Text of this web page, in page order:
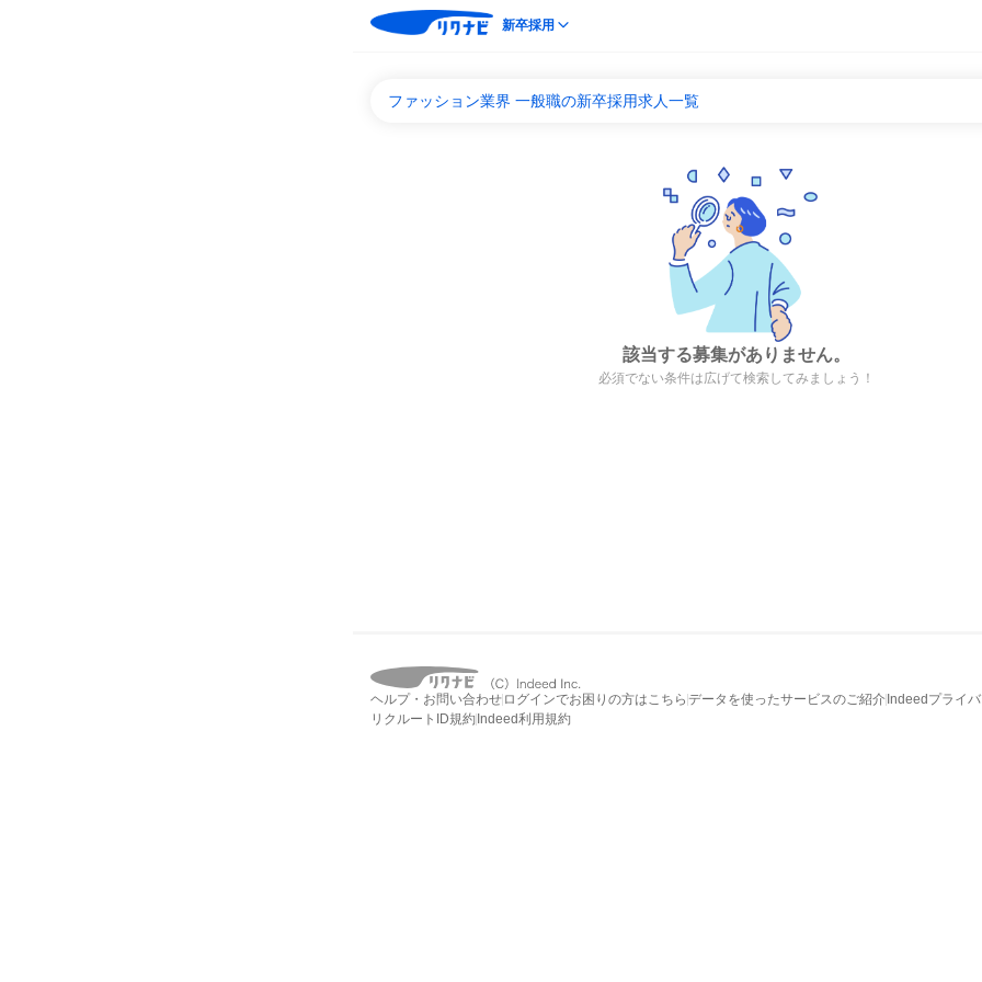
新卒採用
ファッション業界 一般職の新卒採用求人一覧
該当する募集がありません。
必須でない条件は広げて検索してみましょう！
ヘルプ・お問い合わせ ログインでお困りの方はこちら データを使ったサービスのご紹介 Indeedプライ
リクルートID規約 Indeed利用規約